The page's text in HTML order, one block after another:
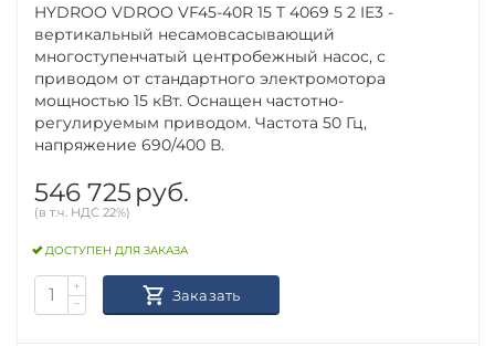
HYDROO VDROO VF45-40R 15 T 4069 5 2 IE3 -
вертикальный несамовсасывающий
многоступенчатый центробежный насос, с
приводом от стандартного электромотора
мощностью 15 кВт. Оснащен частотно-
регулируемым приводом. Частота 50 Гц,
напряжение 690/400 В.
546 725 руб.
(в т.ч. НДС 22%)
ДОСТУПЕН ДЛЯ ЗАКАЗА
+
−
Заказать